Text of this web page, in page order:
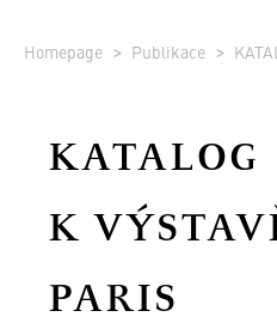
Homepage Publikace
KATALOG
K
PARIS